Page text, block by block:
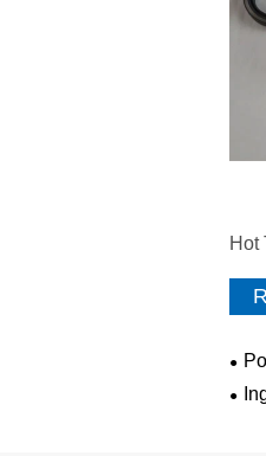
Hot